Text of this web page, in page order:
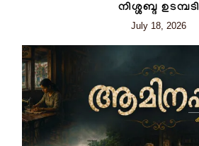
നിശ്ശബ്ദ ഉടമ്പടി
July 18, 2026